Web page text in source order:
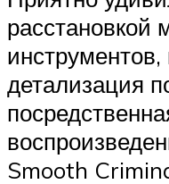
расстановкой
детализация
Smooth